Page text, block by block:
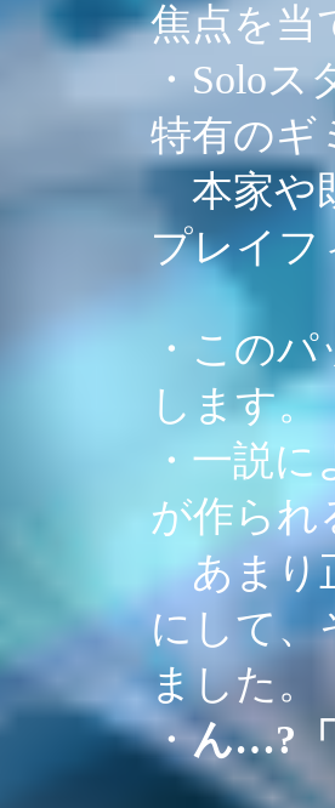
焦点を当
・Solo
特有のギ
本家や
プレイフ
・この
します。
・一説
が作られ
あまり
にして、
ました。
・ん…?